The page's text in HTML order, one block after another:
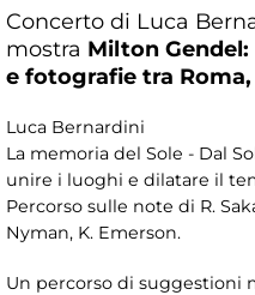
Concerto di Luca
mostra Milton
e fotografie tra
Luca Bernardini
La memoria del Sole - Dal
unire i luoghi e dilatare il
Percorso sulle note di R.
Nyman, K. Emerson.
Un percorso di suggestioni